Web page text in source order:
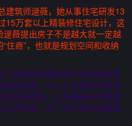
建筑师逯薇，她从事住宅研发13
15万套以上精装修住宅设计，这
薇提出房子不是越大就一定越
住商”，也就是规划空间和收纳
家庭的氛围你把家当作情绪发
如冰窖，让人心生寒意你把家
家庭和美，生活融融保持稳定
坏情绪，伤了你生命中最重要